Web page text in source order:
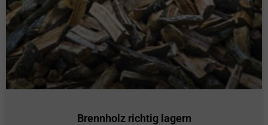
Brennholz richtig lagern